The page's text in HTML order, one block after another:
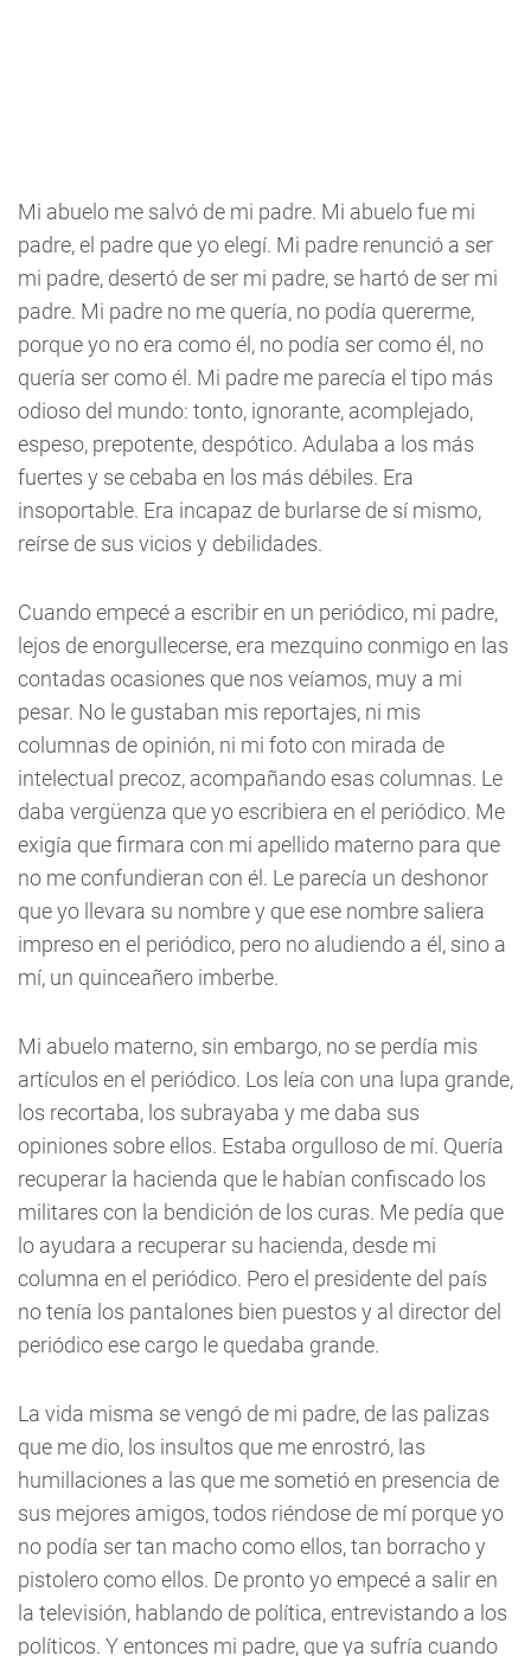
Mi abuelo me salvó de mi padre. Mi abuelo fue mi
padre, el padre que yo elegí. Mi padre renunció a ser
mi padre, desertó de ser mi padre, se hartó de ser mi
padre. Mi padre no me quería, no podía quererme,
porque yo no era como él, no podía ser como él, no
quería ser como él. Mi padre me parecía el tipo más
odioso del mundo: tonto, ignorante, acomplejado,
espeso, prepotente, despótico. Adulaba a los más
fuertes y se cebaba en los más débiles. Era
insoportable. Era incapaz de burlarse de sí mismo,
reírse de sus vicios y debilidades.
Cuando empecé a escribir en un periódico, mi padre,
lejos de enorgullecerse, era mezquino conmigo en las
contadas ocasiones que nos veíamos, muy a mi
pesar. No le gustaban mis reportajes, ni mis
columnas de opinión, ni mi foto con mirada de
intelectual precoz, acompañando esas columnas. Le
daba vergüenza que yo escribiera en el periódico. Me
exigía que firmara con mi apellido materno para que
no me confundieran con él. Le parecía un deshonor
que yo llevara su nombre y que ese nombre saliera
impreso en el periódico, pero no aludiendo a él, sino a
mí, un quinceañero imberbe.
Mi abuelo materno, sin embargo, no se perdía mis
artículos en el periódico. Los leía con una lupa grande,
los recortaba, los subrayaba y me daba sus
opiniones sobre ellos. Estaba orgulloso de mí. Quería
recuperar la hacienda que le habían confiscado los
militares con la bendición de los curas. Me pedía que
lo ayudara a recuperar su hacienda, desde mi
columna en el periódico. Pero el presidente del país
no tenía los pantalones bien puestos y al director del
periódico ese cargo le quedaba grande.
La vida misma se vengó de mi padre, de las palizas
que me dio, los insultos que me enrostró, las
humillaciones a las que me sometió en presencia de
sus mejores amigos, todos riéndose de mí porque yo
no podía ser tan macho como ellos, tan borracho y
pistolero como ellos. De pronto yo empecé a salir en
la televisión, hablando de política, entrevistando a los
políticos. Y entonces mi padre, que ya sufría cuando